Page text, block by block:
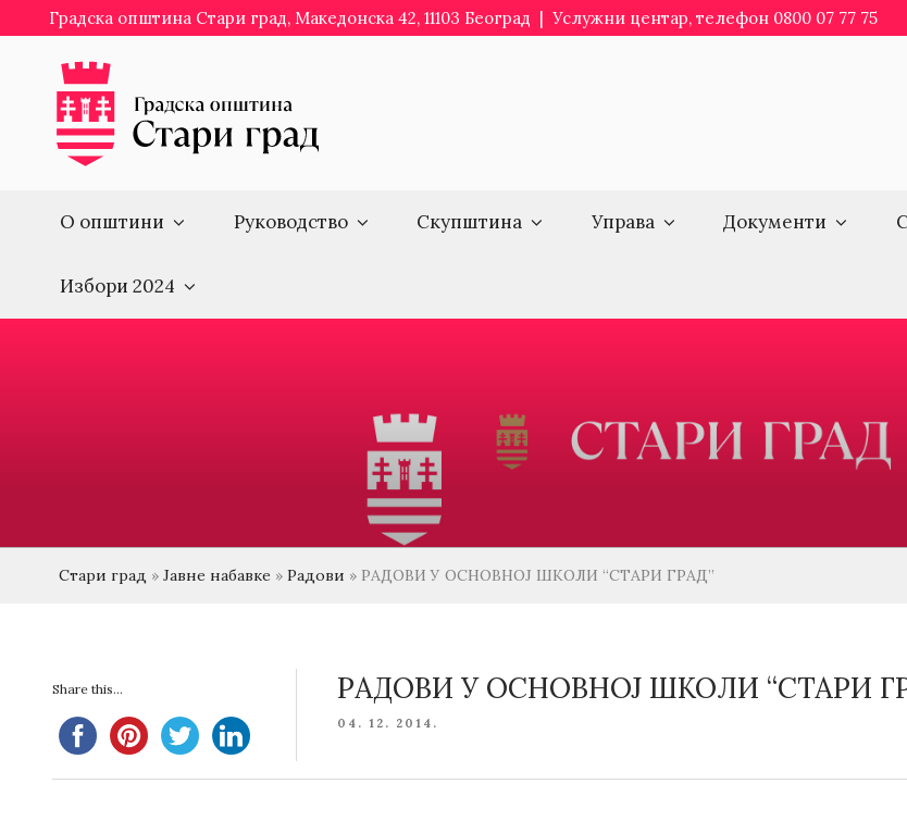
to
content
Градска општина Стари град, Македонска 42, 11103 Београд | Услужни центар, телефон 0800 07 77 75
О општини Руководство Скупштина Управа Документи
Избори 2024
Стари град » Јавне набавке » Радови » РАДОВИ У ОСНОВНОЈ ШКОЛИ “СТАРИ ГРАД”
Share this... РАДОВИ У ОСНОВНОЈ ШКОЛИ “СТАРИ
POSTED
04. 12. 2014.